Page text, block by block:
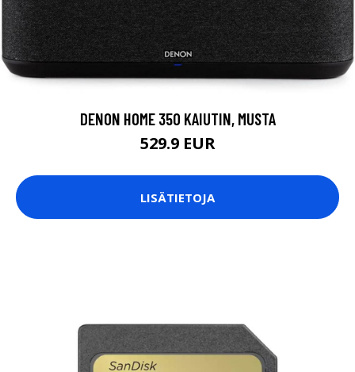
DENON HOME 350 KAIUTIN, MUSTA
529.9 EUR
LISÄTIETOJA